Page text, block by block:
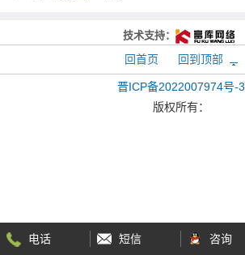
技术支持：
回首页 回到顶部
晋ICP备2022007974号-3
版权所有：
电话 短信 咨询